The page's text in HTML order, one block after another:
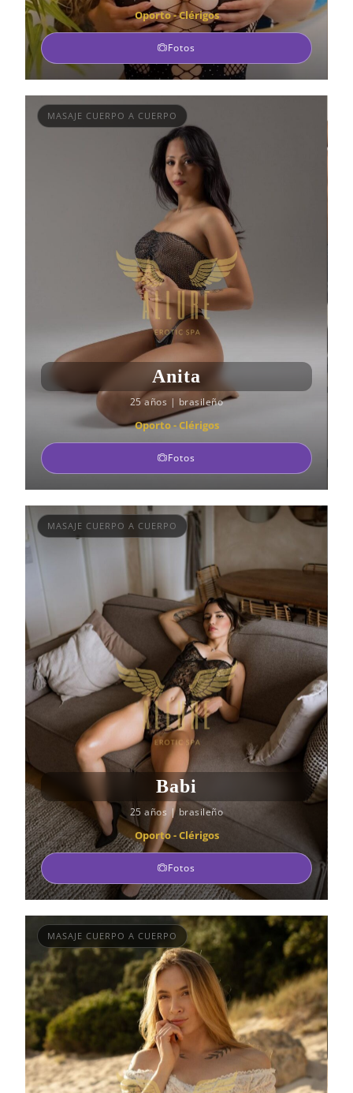
Oporto - Clérigos
Fotos
MASAJE CUERPO A CUERPO
Anita
25 años | brasileño
Oporto - Clérigos
Fotos
MASAJE CUERPO A CUERPO
Babi
25 años | brasileño
Oporto - Clérigos
Fotos
MASAJE CUERPO A CUERPO